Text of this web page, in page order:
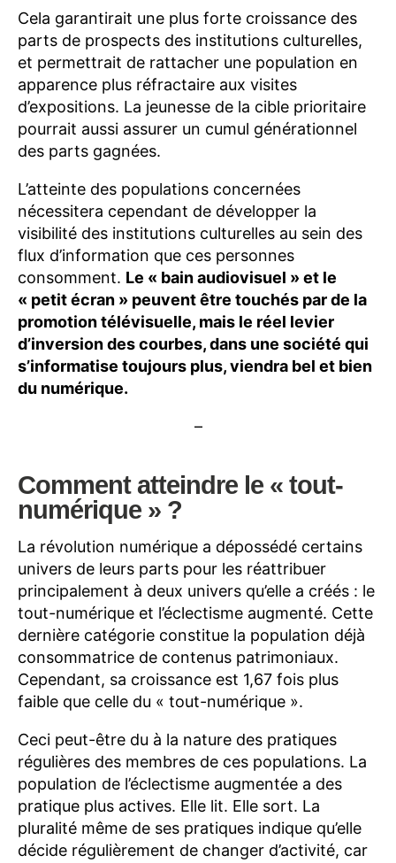
Cela garantirait une plus forte croissance des
parts de prospects des institutions culturelles,
et permettrait de rattacher une population en
apparence plus réfractaire aux visites
d’expositions. La jeunesse de la cible prioritaire
pourrait aussi assurer un cumul générationnel
des parts gagnées.
L’atteinte des populations concernées
nécessitera cependant de développer la
visibilité des institutions culturelles au sein des
flux d’information que ces personnes
consomment. Le « bain audiovisuel » et le
« petit écran » peuvent être touchés par de la
promotion télévisuelle, mais le réel levier
d’inversion des courbes, dans une société qui
s’informatise toujours plus, viendra bel et bien
du numérique.
–
Comment atteindre le « tout-
numérique » ?
La révolution numérique a dépossédé certains
univers de leurs parts pour les réattribuer
principalement à deux univers qu’elle a créés : le
tout-numérique et l’éclectisme augmenté. Cette
dernière catégorie constitue la population déjà
consommatrice de contenus patrimoniaux.
Cependant, sa croissance est 1,67 fois plus
faible que celle du « tout-numérique ».
Ceci peut-être du à la nature des pratiques
régulières des membres de ces populations. La
population de l’éclectisme augmentée a des
pratique plus actives. Elle lit. Elle sort. La
pluralité même de ses pratiques indique qu’elle
décide régulièrement de changer d’activité, car